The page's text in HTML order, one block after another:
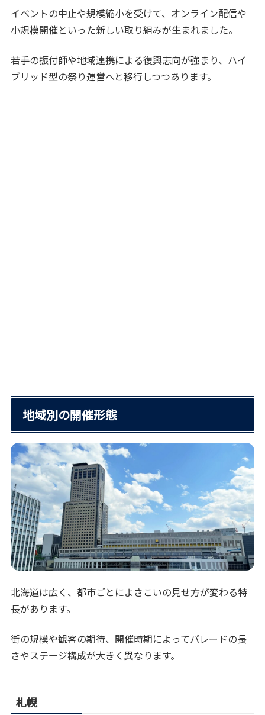
イベントの中止や規模縮小を受けて、オンライン配信や
小規模開催といった新しい取り組みが生まれました。
若手の振付師や地域連携による復興志向が強まり、ハイ
ブリッド型の祭り運営へと移行しつつあります。
地域別の開催形態
北海道は広く、都市ごとによさこいの見せ方が変わる特
長があります。
街の規模や観客の期待、開催時期によってパレードの長
さやステージ構成が大きく異なります。
札幌